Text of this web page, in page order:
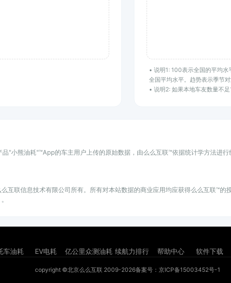
• 说明1: 100表示全国的平均
全国平均水平。趋势表示季节对
• 说明2: 如果本地车友数量不
"小熊油耗"™App的车主用户上传的原始数据，由么么互联™依据统计学方法进行
互联信息技术有限公司所有。所有对本站数据的商业应用均应获得么么互联™的
车油耗 EV电耗 亿公里众测油耗 续航力排行 帮助中心 软件下载
copyright ©北京么么互联 2009-2026备案号：京ICP备15003452号-1